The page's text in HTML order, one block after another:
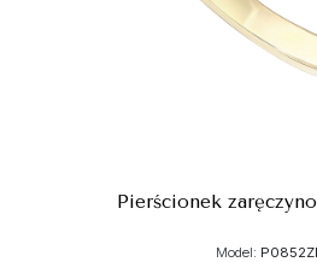
Pierścionek
Model: